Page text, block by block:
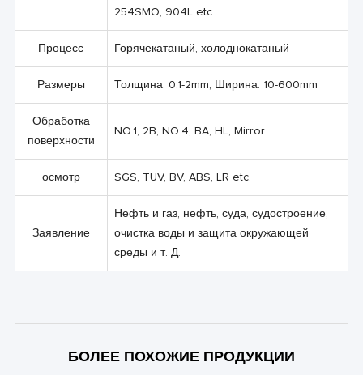
254SMO, 904L etc
Процесс Горячекатаный, холоднокатаный
Размеры Толщина: 0.1-2mm, Ширина: 10-600mm
Обработка
поверхности
NO.1, 2B, NO.4, BA, HL, Mirror
осмотр SGS, TUV, BV, ABS, LR etc.
Заявление
Нефть и газ, нефть, суда, судостроение,
очистка воды и защита окружающей
среды и т. Д.
БОЛЕЕ ПОХОЖИЕ ПРОДУКЦИИ